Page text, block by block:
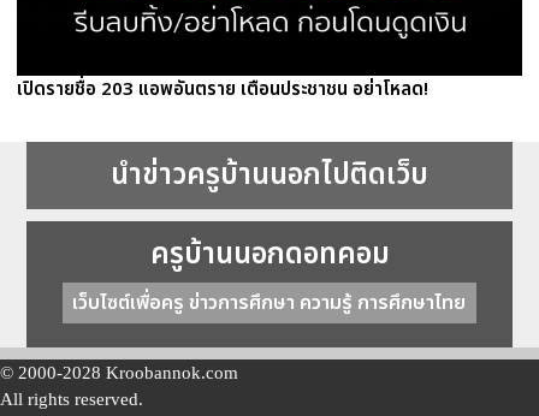
เปิดรายชื่อ 203 แอพอันตราย เตือนประชาชน อย่าโหลด!
นำข่าวครูบ้านนอกไปติดเว็บ
ครูบ้านนอกดอทคอม
เว็บไซต์เพื่อครู ข่าวการศึกษา ความรู้ การศึกษาไทย
© 2000-2028 Kroobannok.com
All rights reserved.